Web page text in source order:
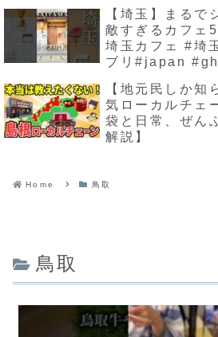
【埼玉】まるで
敵すぎるカフェ
埼玉カフェ #埼
ブリ#japan
【地元民しか知
気ローカルチェ
袋と日常、ぜん
解説】
Home 鳥取
鳥取